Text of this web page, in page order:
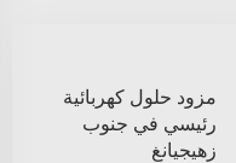
مزود حلول كهربائية
رئيسي في جنوب
زهيجيانغ